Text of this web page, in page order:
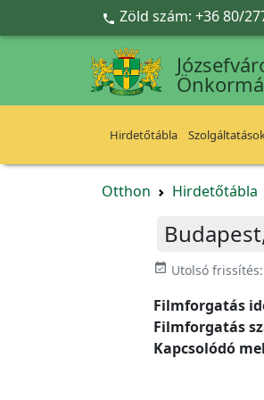
Ugrás a fő tartalomra
 Zöld szám: +36 80/
Hirdetőtábla
Otthon Hirdetőtábla
event_available Utolsó frissítés:
Filmforgatás
Filmforgatás
Kapcsolódó